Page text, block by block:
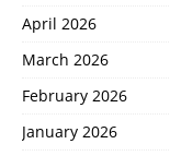
April 2026
March 2026
February 2026
January 2026